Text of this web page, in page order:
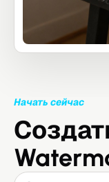
Начать сейчас